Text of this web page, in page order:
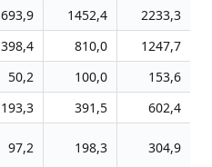
693,9 1452,4
2233,3
398,4 810,0
1247,7
50,2 100,0
153,6
193,3 391,5
602,4
97,2 198,3 304,9